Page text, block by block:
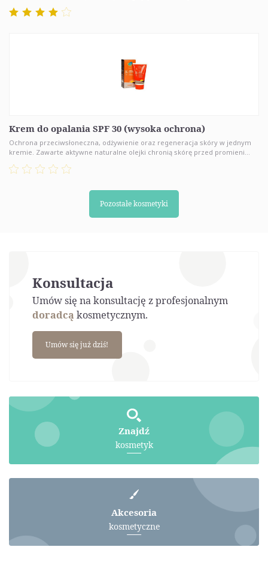
Krem do opalania SPF 30 (wysoka ochrona)
Ochrona przeciwsłoneczna, odżywienie oraz regeneracja skóry w jednym
kremie. Zawarte aktywne naturalne olejki chronią skórę przed promieni...
Pozostałe kosmetyki
Konsultacja
Umów się na konsultację z profesjonalnym
doradcąkosmetycznym.
Umów się już dziś!
Znajdź
kosmetyk
Akcesoria
kosmetyczne